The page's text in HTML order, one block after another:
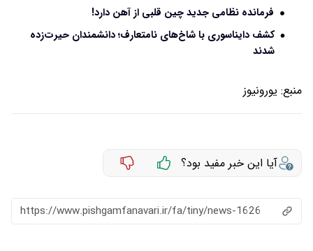
فرمانده نظامی جدید چین قلبی از آهن دارد!
کشف دایناسوری با شاخ‌های نامتعارف؛ دانشمندان حیرت‌زده
شدند
منبع: یورونیوز
آیا این خبر مفید بود؟
https://www.pishgamfanavari.ir/fa/tiny/news-1626